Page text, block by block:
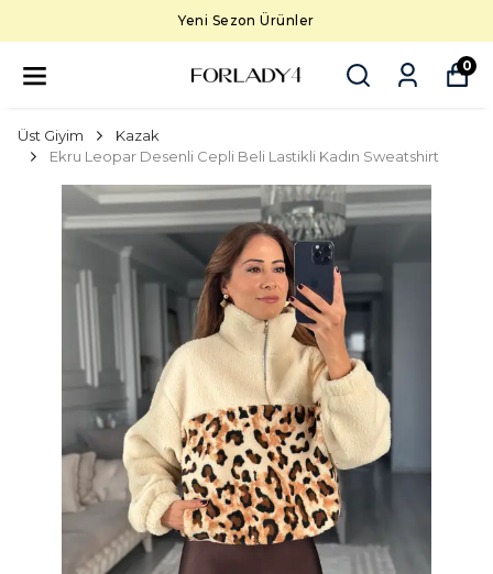
Yeni Sezon Ürünler
0
Üst Giyim
Kazak
Ekru Leopar Desenli Cepli Beli Lastikli Kadın Sweatshirt